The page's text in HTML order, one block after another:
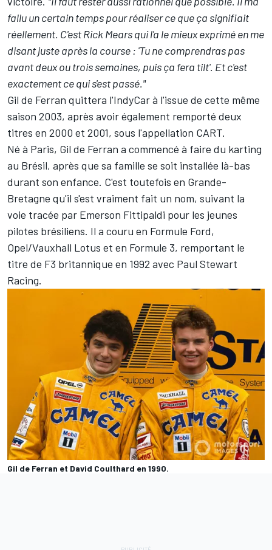
fallu un certain temps pour réaliser ce que ça signifiait
réellement. C'est Rick Mears qui l'a le mieux exprimé en me
disant juste après la course : 'Tu ne comprendras pas
avant deux ou trois semaines, puis ça fera tilt'. Et c'est
exactement ce qui s'est passé."
Gil de Ferran quittera l'IndyCar à l'issue de cette même
saison 2003, après avoir également remporté deux
titres en 2000 et 2001, sous l'appellation CART.
Né à Paris, Gil de Ferran a commencé à faire du karting
au Brésil, après que sa famille se soit installée là-bas
durant son enfance. C'est toutefois en Grande-
Bretagne qu'il s'est vraiment fait un nom, suivant la
voie tracée par Emerson Fittipaldi pour les jeunes
pilotes brésiliens. Il a couru en Formule Ford,
Opel/Vauxhall Lotus et en Formule 3, remportant le
titre de F3 britannique en 1992 avec Paul Stewart
Racing.
Gil de Ferran et David Coulthard en 1990.